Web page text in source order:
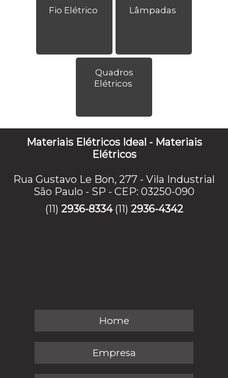
Fio Elétrico Lâmpadas
Quadros
Elétricos
Materiais Elétricos Ideal - Materiais
Elétricos
Rua Gustavo Le Bon, 277 - Vila Industrial
São Paulo - SP - CEP: 03250-090
(11) 2936-8334 (11) 2936-4342
Home
Empresa